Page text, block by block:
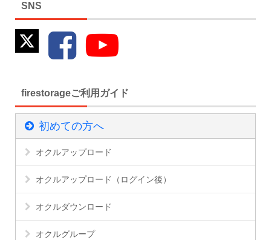
SNS
firestorageご利用ガイド
初めての方へ
オクルアップロード
オクルアップロード（ログイン後）
オクルダウンロード
オクルグループ